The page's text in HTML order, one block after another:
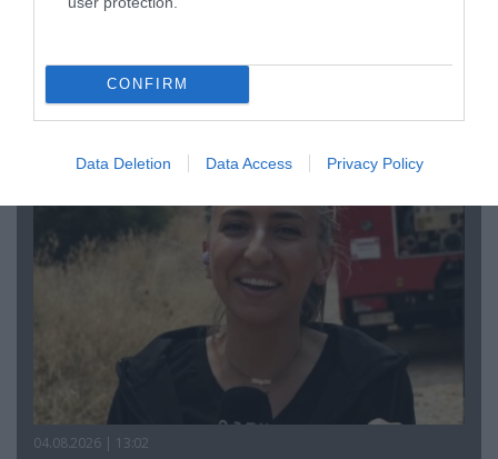
CONFIRM
Data Deletion Data Access Privacy Policy
04.08.2026 | 15:02
Αυτή την ώρα το τελευταίο «αντίο» στον πρώην
υπουργό Ι.Βαρβιτσιώτη (φωτο)
04.08.2026 | 13:02